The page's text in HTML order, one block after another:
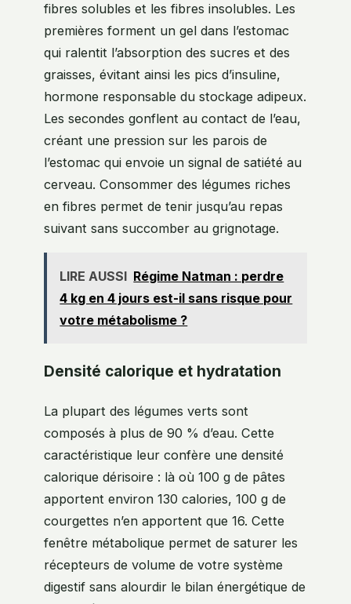
fibres solubles et les fibres insolubles. Les
premières forment un gel dans l’estomac
qui ralentit l’absorption des sucres et des
graisses, évitant ainsi les pics d’insuline,
hormone responsable du stockage adipeux.
Les secondes gonflent au contact de l’eau,
créant une pression sur les parois de
l’estomac qui envoie un signal de satiété au
cerveau. Consommer des légumes riches
en fibres permet de tenir jusqu’au repas
suivant sans succomber au grignotage.
LIRE AUSSI Régime Natman : perdre
4 kg en 4 jours est-il sans risque pour
votre métabolisme ?
Densité calorique et hydratation
La plupart des légumes verts sont
composés à plus de 90 % d’eau. Cette
caractéristique leur confère une densité
calorique dérisoire : là où 100 g de pâtes
apportent environ 130 calories, 100 g de
courgettes n’en apportent que 16. Cette
fenêtre métabolique permet de saturer les
récepteurs de volume de votre système
digestif sans alourdir le bilan énergétique de